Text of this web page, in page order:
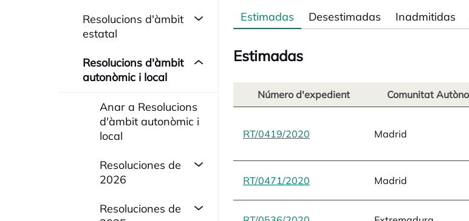
Resolucions d'àmbit
estatal
Resolucions d'àmbit
autonòmic i local
Anar a Resolucions
d'àmbit autonòmic i
local
Resoluciones de
2026
Resoluciones de
Estimadas Desestimadas Inadmitidas
Estimadas
Número d'expedient Comunitat
RT/0419/2020 opens in a new tab
Madrid
RT/0471/2020 opens in a new tab
Madrid